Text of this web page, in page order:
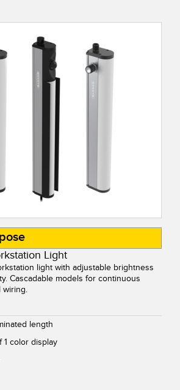
Light
light with adjustable brightness
Cascadable models for continuous
wiring.
length
1 color display